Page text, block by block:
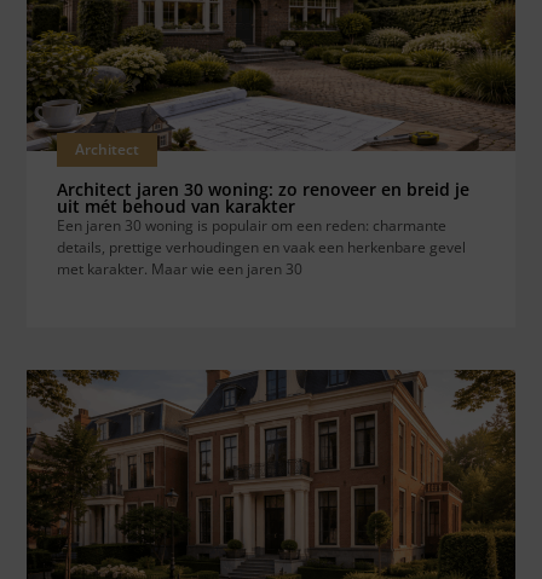
Architect
Architect jaren 30 woning: zo renoveer en breid je
uit mét behoud van karakter
Een jaren 30 woning is populair om een reden: charmante
details, prettige verhoudingen en vaak een herkenbare gevel
met karakter. Maar wie een jaren 30